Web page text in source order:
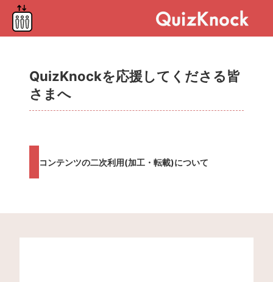
QuizKnockを応援してくださる皆
さまへ
コンテンツの二次利用(加工・転載)について